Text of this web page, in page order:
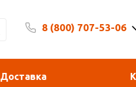
8 (800) 707-53-06
Доставка